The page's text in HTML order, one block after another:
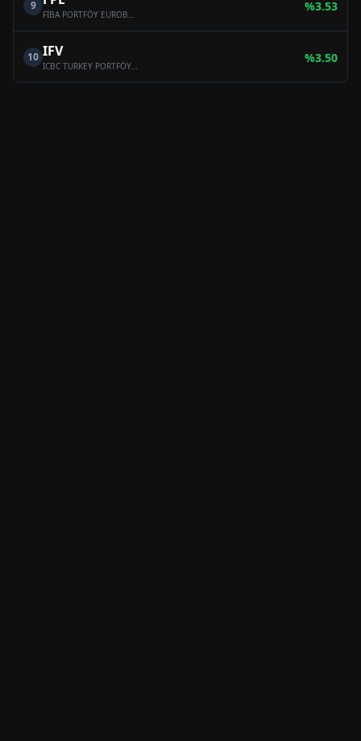
9
FİBA PORTFÖY EUROBOND BORÇLANMA ARAÇLARI (DÖVİZ) FONU
%3.53
10 IFV
ICBC TURKEY PORTFÖY BİRİNCİ KISA VADELİ BORÇLANMA ARAÇLARI (TL) FONU
%3.50